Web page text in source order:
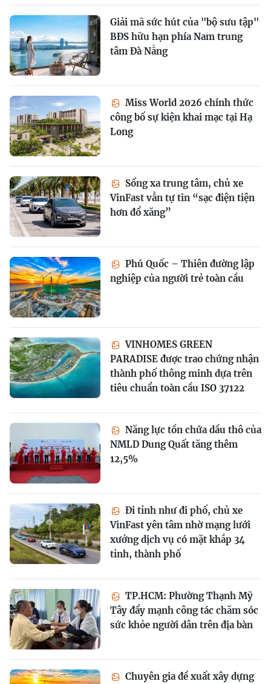
Giải mã sức hút của "bộ sưu tập"
BĐS hữu hạn phía Nam trung
tâm Đà Nẵng
Miss World 2026 chính thức
công bố sự kiện khai mạc tại Hạ
Long
Sống xa trung tâm, chủ xe
VinFast vẫn tự tin “sạc điện tiện
hơn đổ xăng”
Phú Quốc – Thiên đường lập
nghiệp của người trẻ toàn cầu
VINHOMES GREEN
PARADISE được trao chứng nhận
thành phố thông minh dựa trên
tiêu chuẩn toàn cầu ISO 37122
Năng lực tồn chứa dầu thô của
NMLD Dung Quất tăng thêm
12,5%
Đi tỉnh như đi phố, chủ xe
VinFast yên tâm nhờ mạng lưới
xưởng dịch vụ có mặt khắp 34
tỉnh, thành phố
TP.HCM: Phường Thạnh Mỹ
Tây đẩy mạnh công tác chăm sóc
sức khỏe người dân trên địa bàn
Chuyên gia đề xuất xây dựng